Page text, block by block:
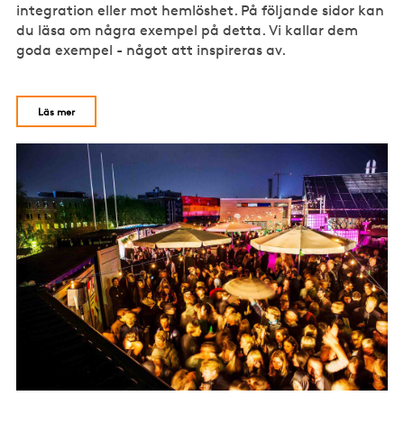
integration eller mot hemlöshet. På följande sidor kan
du läsa om några exempel på detta. Vi kallar dem
goda exempel - något att inspireras av.
Läs mer